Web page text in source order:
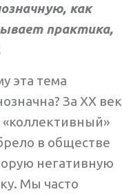
как
практика,
эта тема
За XX век
«коллективный»
в обществе
негативную
Мы часто